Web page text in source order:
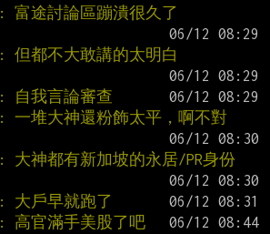
: 富途討論區蹦潰很久了
: 但都不大敢講的太明白
: 自我言論審查
: 一堆大神還粉飾太平，啊不對
: 大神都有新加坡的永居/PR身份
: 大戶早就跑了
: 高官滿手美股了吧